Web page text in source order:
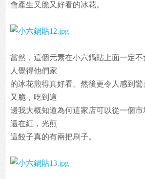
會產生又脆又好看的冰花。
當然，這個元素在小六鍋貼上面一定不
人覺得他們家
的冰花煎得真好看。然後更令人感到
又脆，吃到這
邊我大概知道為何這家店可以從一個
還在紅，光煎
這餃子真的有兩把刷子。